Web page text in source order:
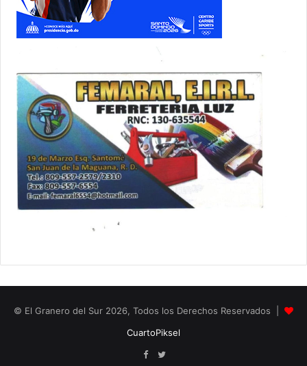
© El Granero del Sur 2026, Todos los Derechos Reservados |
CuartoPiksel